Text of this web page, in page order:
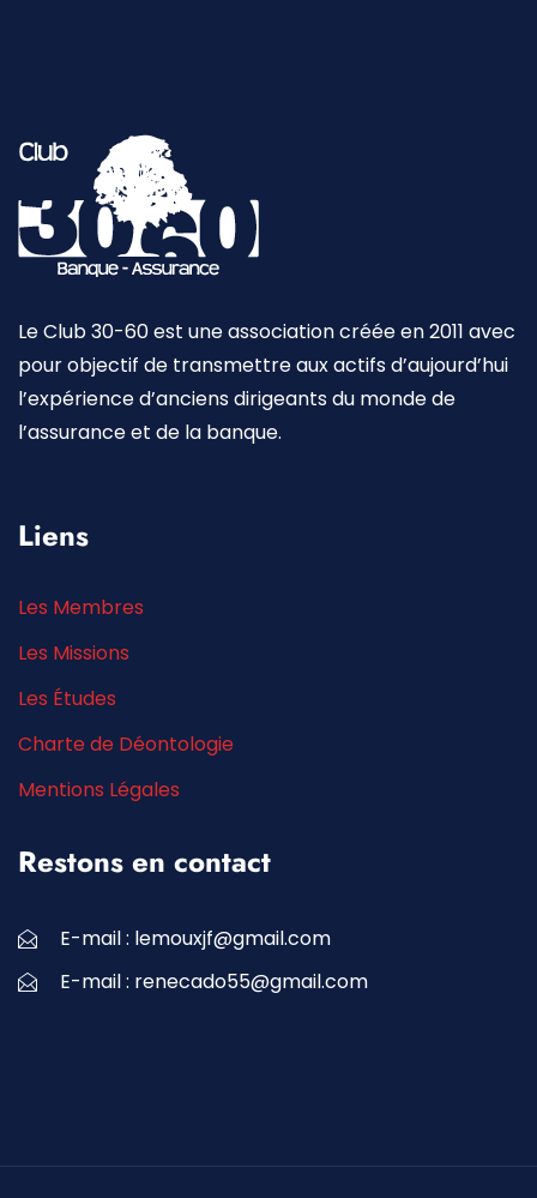
Le Club 30-60 est une association créée en 2011 avec
pour objectif de transmettre aux actifs d’aujourd’hui
l’expérience d’anciens dirigeants du monde de
l’assurance et de la banque.
Liens
Les Membres
Les Missions
Les Études
Charte de Déontologie
Mentions Légales
Restons en contact
E-mail : lemouxjf@gmail.com
E-mail : renecado55@gmail.com